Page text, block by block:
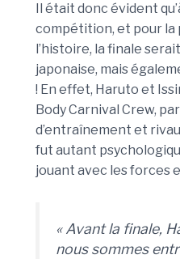
Il était donc évident
compétition, et pour la
l’histoire, la finale
japonaise, mais
! En effet, Haruto et
Body Carnival Crew,
d’entraînement et
fut autant
jouant avec les forces
« Avant la finale,
nous sommes